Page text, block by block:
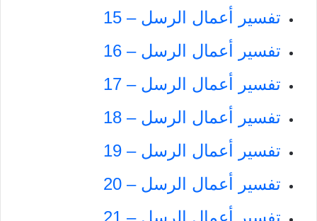
تفسير أعمال الرسل – 15
تفسير أعمال الرسل – 16
تفسير أعمال الرسل – 17
تفسير أعمال الرسل – 18
تفسير أعمال الرسل – 19
تفسير أعمال الرسل – 20
تفسير أعمال الرسل – 21